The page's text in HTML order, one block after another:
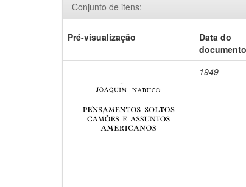
Conjunto de itens:
Pré-visualização
Data do
documento
1949